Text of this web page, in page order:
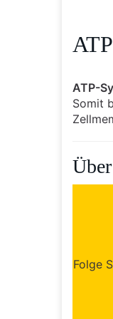
ATP-
Somit
Folge